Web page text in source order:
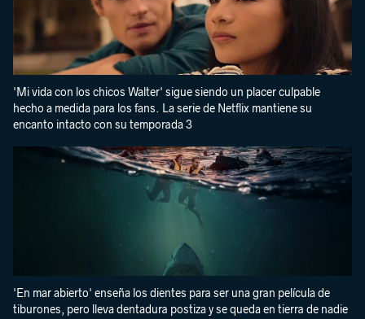
'Mi vida con los chicos Walter' sigue siendo un placer culpable
hecho a medida para los fans. La serie de Netflix mantiene su
encanto intacto con su temporada 3
'En mar abierto' enseña los dientes para ser una gran película de
tiburones, pero lleva dentadura postiza y se queda en tierra de nadie